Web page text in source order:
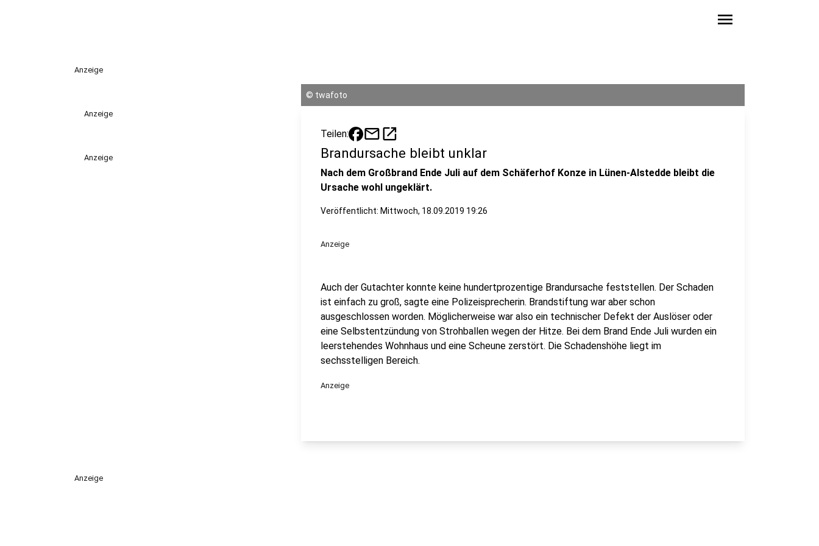
menu
Anzeige
Anzeige
Anzeige
© twafoto
Teilen: mailopen_in_new
Brandursache bleibt unklar
Nach dem Großbrand Ende Juli auf dem Schäferhof Konze in Lünen-Alstedde bleibt die
Ursache wohl ungeklärt.
Veröffentlicht: Mittwoch, 18.09.2019 19:26
Anzeige
Auch der Gutachter konnte keine hundertprozentige Brandursache feststellen. Der Schaden
ist einfach zu groß, sagte eine Polizeisprecherin. Brandstiftung war aber schon
ausgeschlossen worden. Möglicherweise war also ein technischer Defekt der Auslöser oder
eine Selbstentzündung von Strohballen wegen der Hitze. Bei dem Brand Ende Juli wurden ein
leerstehendes Wohnhaus und eine Scheune zerstört. Die Schadenshöhe liegt im
sechsstelligen Bereich.
Anzeige
Anzeige